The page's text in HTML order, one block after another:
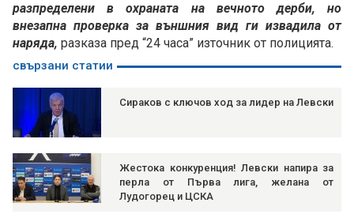
разпределени в охраната на вечното дерби, но
внезапна проверка за външния вид ги извадила от
наряда, разказа пред “24 часа” източник от полицията.
свързани статии
Сираков с ключов ход за лидер на Левски
Жестока конкуренция! Левски напира за
перла от Първа лига, желана от
Лудогорец и ЦСКА